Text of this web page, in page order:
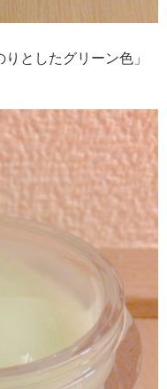
としたグリーン色」